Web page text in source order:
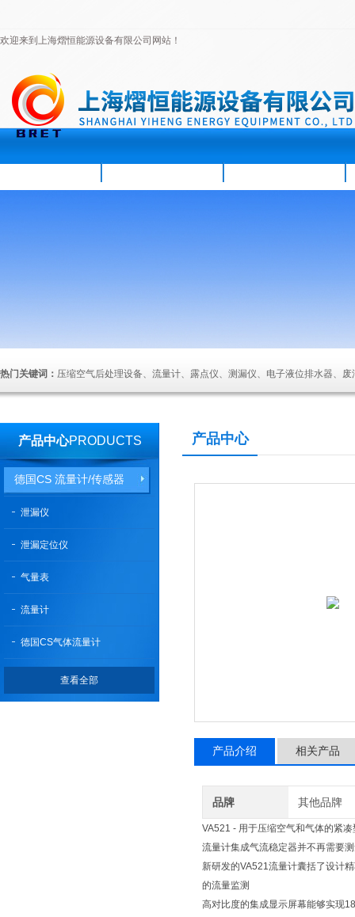
欢迎来到上海熠恒能源设备有限公司网站！
热门关键词： 压缩空气后处理设备、流量计、露点仪、测漏仪、电子液位排水器、
产品中心PRODUCTS
德国CS 流量计/传感器
泄漏仪
泄漏定位仪
气量表
流量计
德国CS气体流量计
查看全部
产品中心
产品介绍 相关产品
品牌 其他品牌
VA521 - 用于压缩空气和气体的紧
流量计集成气流稳定器并不再需要
新研发的VA521流量计囊括了设计
的流量监测
高对比度的集成显示屏幕能够实现